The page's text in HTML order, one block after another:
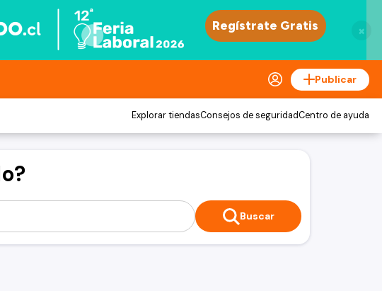
×
Publicar
Explorar tiendasConsejos de seguridadCentro de ayuda
Buscar